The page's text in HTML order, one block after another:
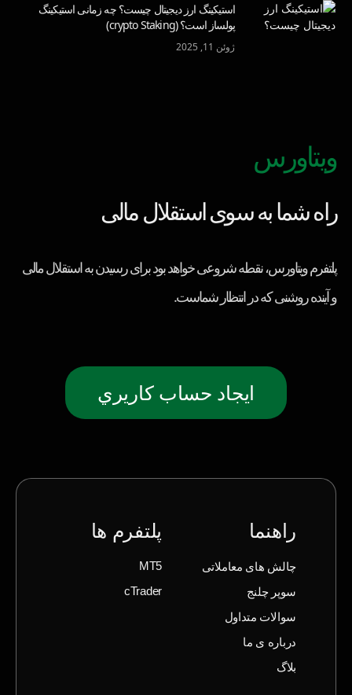
استیکینگ ارز دیجیتال چیست؟ چه زمانی استیکینگ
پولساز است؟ (crypto Staking)
ژوئن 11, 2025
ویتاورس
راه شما به سوی استقلال مالی
پلتفرم ویتاورس، نقطه شروعی خواهد بود برای رسیدن به استقلال مالی
و آینده روشنی که در انتظار شماست.
ايجاد حساب كاريري
راهنما
چالش های معاملاتی
سوپر چلنج
سوالات متداول
درباره ی ما
بلاگ
پلتفرم ها
MT5
cTrader